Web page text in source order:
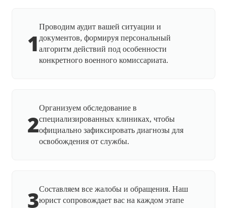
1
Проводим аудит вашей ситуации и
документов, формируя персональный
алгоритм действий под особенности
конкретного военного комиссариата.
2
Организуем обследование в
специализированных клиниках, чтобы
официально зафиксировать диагнозы для
освобождения от службы.
3Составляем все жалобы и обращения. Наш
юрист сопровождает вас на каждом этапе